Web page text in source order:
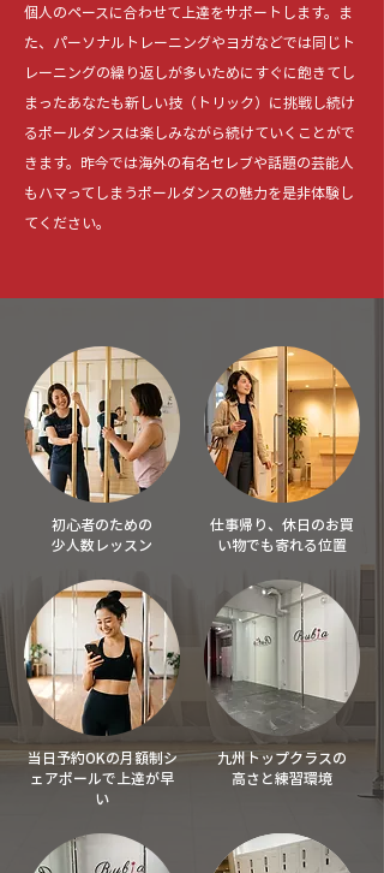
個人のペースに合わせて上達をサポートします。ま
た、パーソナルトレーニングやヨガなどでは同じト
レーニングの繰り返しが多いためにすぐに飽きてし
まったあなたも新しい技（トリック）に挑戦し続け
るポールダンスは楽しみながら続けていくことがで
きます。昨今では海外の有名セレブや話題の芸能人
もハマってしまうポールダンスの魅力を是非体験し
てください。
初心者のための
少人数レッスン
仕事帰り、休日のお買
い物でも寄れる位置
当日予約OKの月額制シ
ェアポールで上達が早
い
九州トップクラスの
高さと練習環境